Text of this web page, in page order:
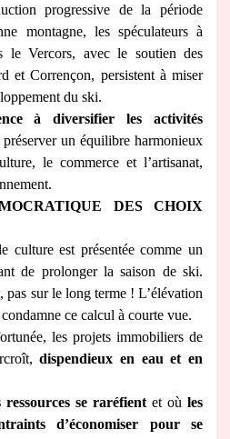
progressive de la période
montagne, les spéculateurs à
le Vercors, avec le soutien des
et Corrençon, persistent à miser
du ski.
à diversifier les activités
un équilibre harmonieux
le commerce et l’artisanat,
DES CHOIX
culture est présentée comme un
de prolonger la saison de ski.
pas sur le long terme ! L’élévation
ce calcul à courte vue.
les projets immobiliers de
dispendieux en eau et en
ressources se raréfient et où les
d’économiser pour se